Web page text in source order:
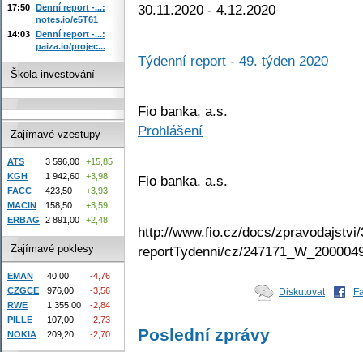
30.11.2020 - 4.12.2020
Týdenní report - 49. týden 2020
Fio banka, a.s.
Prohlášení
Fio banka, a.s.
http://www.fio.cz/docs/
reportTydenni/cz/
Diskutovat
Poslední zprávy
17:50 Denní report -...:
notes.io/e5T61
14:03 Denní report -...:
paiza.io/projec...
Škola investování
Zajímavé vzestupy
ATS 3 596,00
+15,85
KGH
1 942,60
+3,98
FACC
423,50
+3,93
MACIN
158,50
+3,59
ERBAG
2 891,00 +2,48
Zajímavé poklesy
EMAN 40,00
-4,76
CZGCE
976,00
-3,56
RWE
1 355,00
-2,84
PILLE
107,00
-2,73
NOKIA
209,20 -2,70